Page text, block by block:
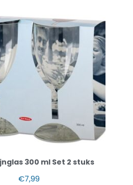
300 ml Set 2 stuks
€7,99